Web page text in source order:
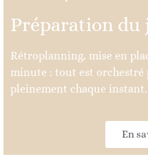
Préparation du
Rétroplanning, mise en
minute : tout est
pleinement chaque instant.
En